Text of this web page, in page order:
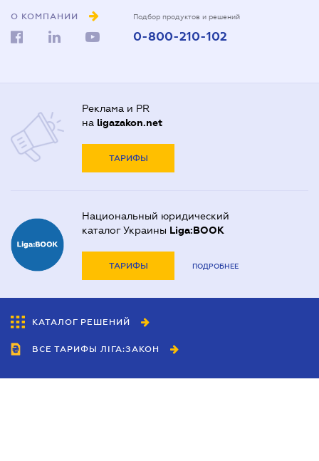
О КОМПАНИИ Подбор продуктов и решений
0-800-210-102
Реклама и PR
на ligazakon.net
ТАРИФЫ
Национальный юридический
каталог Украины Liga:BOOK
ТАРИФЫ ПОДРОБНЕЕ
КАТАЛОГ РЕШЕНИЙ
ВСЕ ТАРИФЫ ЛІГА:ЗАКОН